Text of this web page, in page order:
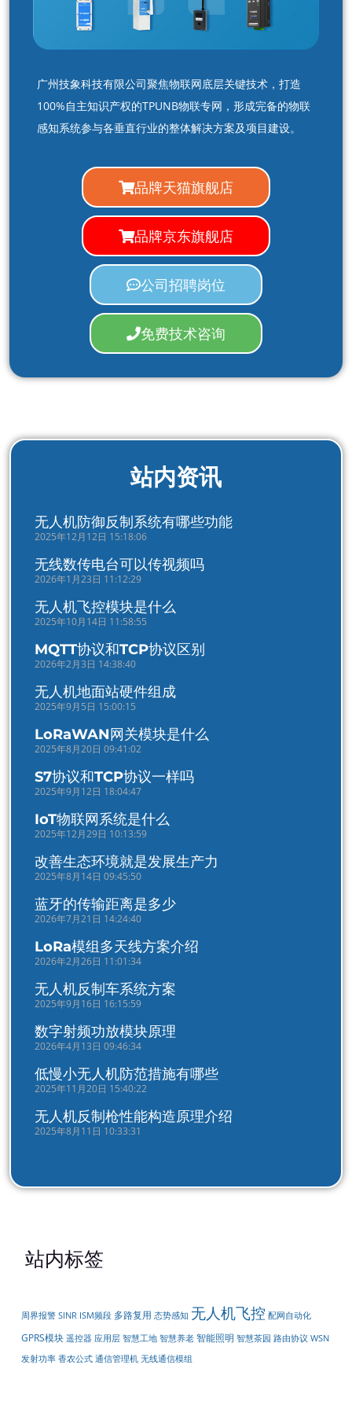
广州技象科技有限公司聚焦物联网底层关键技术，打造
100%自主知识产权的TPUNB物联专网，形成完备的物联
感知系统参与各垂直行业的整体解决方案及项目建设。
品牌天猫旗舰店
品牌京东旗舰店
公司招聘岗位
免费技术咨询
站内资讯
无人机防御反制系统有哪些功能
2025年12月12日 15:18:06
无线数传电台可以传视频吗
2026年1月23日 11:12:29
无人机飞控模块是什么
2025年10月14日 11:58:55
MQTT协议和TCP协议区别
2026年2月3日 14:38:40
无人机地面站硬件组成
2025年9月5日 15:00:15
LoRaWAN网关模块是什么
2025年8月20日 09:41:02
S7协议和TCP协议一样吗
2025年9月12日 18:04:47
IoT物联网系统是什么
2025年12月29日 10:13:59
改善生态环境就是发展生产力
2025年8月14日 09:45:50
蓝牙的传输距离是多少
2026年7月21日 14:24:40
LoRa模组多天线方案介绍
2026年2月26日 11:01:34
无人机反制车系统方案
2025年9月16日 16:15:59
数字射频功放模块原理
2026年4月13日 09:46:34
低慢小无人机防范措施有哪些
2025年11月20日 15:40:22
无人机反制枪性能构造原理介绍
2025年8月11日 10:33:31
站内标签
周界报警 SINR ISM频段 多路复用 态势感知 无人机飞控 配网自动化
GPRS模块 遥控器 应用层 智慧工地 智慧养老 智能照明 智慧茶园 路由协议 WSN
发射功率 香农公式 通信管理机 无线通信模组